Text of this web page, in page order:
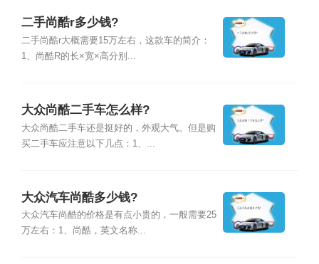
二手尚酷r多少钱?
二手尚酷r大概需要15万左右，这款车的简介：
1、尚酷R的长×宽×高分别...
大众尚酷二手车怎么样?
大众尚酷二手车还是挺好的，外观大气。但是购
买二手车应注意以下几点：1、...
大众汽车尚酷多少钱?
大众汽车尚酷的价格是有点小贵的，一般需要25
万左右：1、尚酷，英文名称...